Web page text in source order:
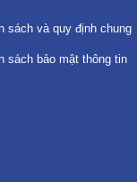
sách và quy định chung
sách bảo mật thông tin